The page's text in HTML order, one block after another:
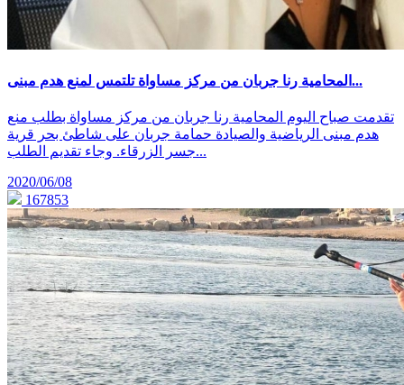
المحامية رنا جربان من مركز مساواة تلتمس لمنع هدم مبنى...
تقدمت صباح اليوم المحامية رنا جربان من مركز مساواة بطلب منع
هدم مبنى الرياضية والصيادة حمامة جربان على شاطئ بحر قرية
جسر الزرقاء. وجاء تقديم الطلب...
2020/06/08
167853